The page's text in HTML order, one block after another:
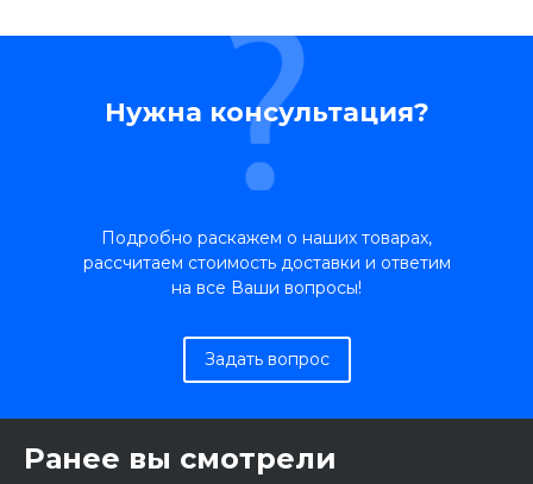
Нужна консультация?
Подробно раскажем о наших товарах,
рассчитаем стоимость доставки и ответим
на все Ваши вопросы!
Задать вопрос
Ранее вы смотрели